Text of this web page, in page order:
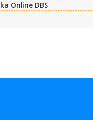
Online DBS